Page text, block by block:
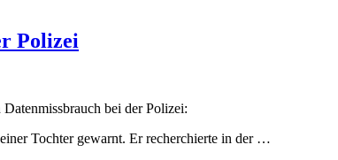
Polizei
bei der Polizei:
Tochter gewarnt. Er recherchierte in der …